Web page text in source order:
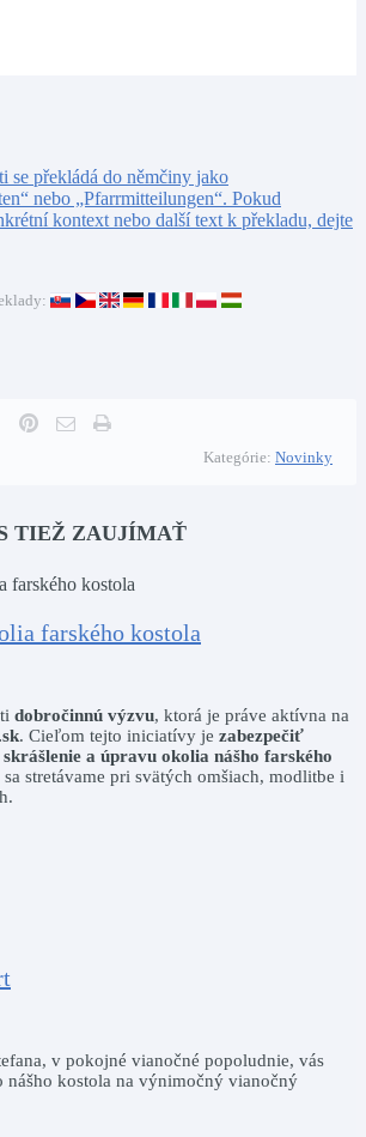
Kategórie: Novinky
TIEŽ ZAUJÍMAŤ
farského kostola
dobročinnú výzvu, ktorá je práve aktívna na
. Cieľom tejto iniciatívy je zabezpečiť
a úpravu okolia nášho farského
stretávame pri svätých omšiach, modlitbe i
v pokojné vianočné popoludnie, vás
nášho kostola na výnimočný vianočný